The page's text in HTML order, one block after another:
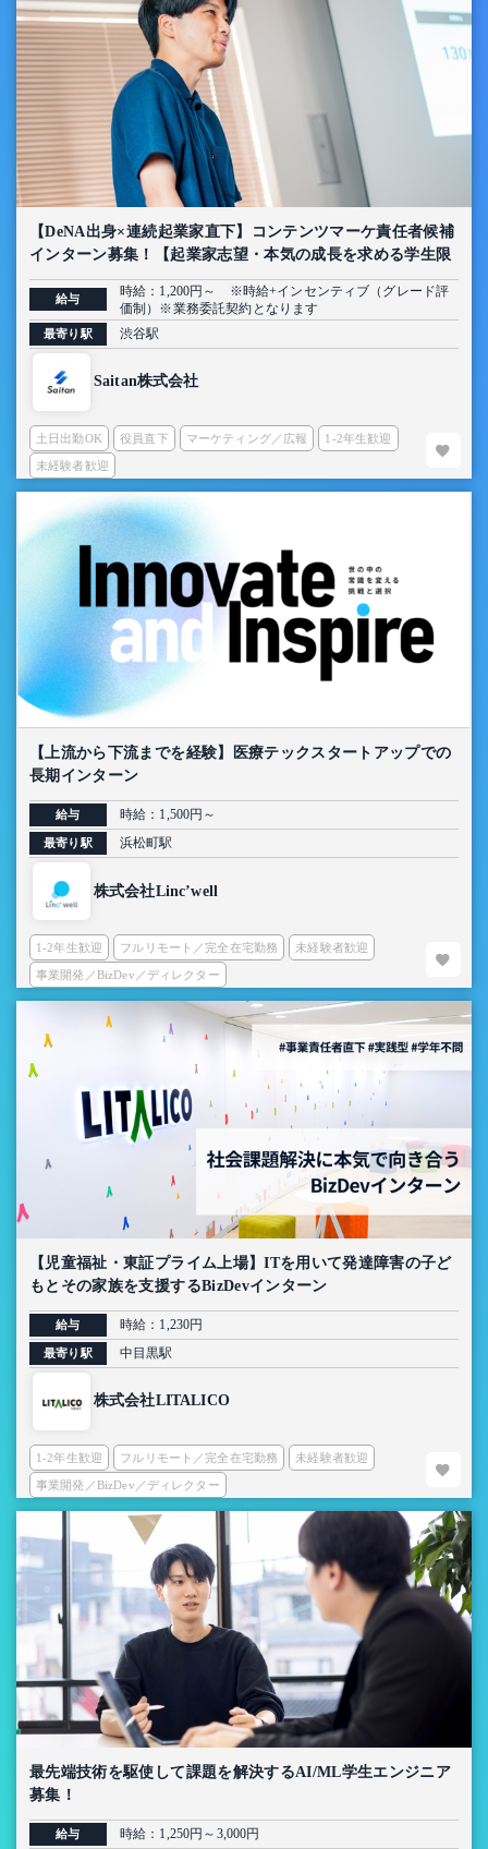
【DeNA出身×連続起業家直下】コンテンツマーケ責任者候補
インターン募集！【起業家志望・本気の成長を求める学生限
定】
給与
時給：1,200円～ ※時給+インセンティブ（グレード評
価制）※業務委託契約となります
最寄り駅 渋谷駅
Saitan株式会社
土日出勤OK 役員直下 マーケティング／広報 1-2年生歓迎
未経験者歓迎
【上流から下流までを経験】医療テックスタートアップでの
長期インターン
給与 時給：1,500円～
最寄り駅 浜松町駅
株式会社Linc’well
1-2年生歓迎 フルリモート／完全在宅勤務 未経験者歓迎
事業開発／BizDev／ディレクター
【児童福祉・東証プライム上場】ITを用いて発達障害の子ど
もとその家族を支援するBizDevインターン
給与 時給：1,230円
最寄り駅 中目黒駅
株式会社LITALICO
1-2年生歓迎 フルリモート／完全在宅勤務 未経験者歓迎
事業開発／BizDev／ディレクター
最先端技術を駆使して課題を解決するAI/ML学生エンジニア
募集！
給与 時給：1,250円～3,000円